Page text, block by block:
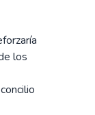
los